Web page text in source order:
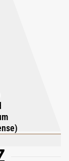
LINALOOL,